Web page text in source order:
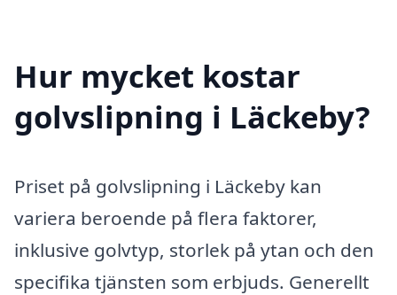
Hur mycket kostar
golvslipning i Läckeby?
Priset på golvslipning i Läckeby kan
variera beroende på flera faktorer,
inklusive golvtyp, storlek på ytan och den
specifika tjänsten som erbjuds. Generellt